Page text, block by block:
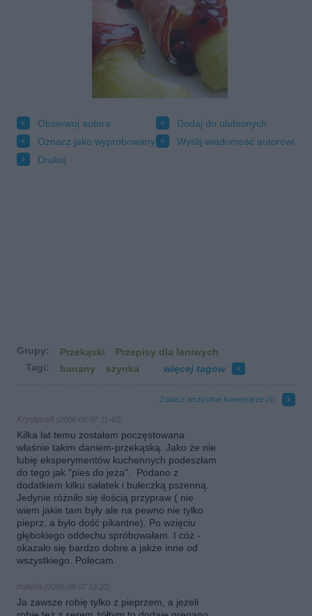
Obserwuj autora
Dodaj do ulubionych
Oznacz jako wypróbowany
Wyślij wiadomość autorowi
Drukuj
Grupy: Przekąski
Przepisy dla leniwych
Tagi:
banany szynka więcej tagów
Zobacz wszystkie komentarze (6)
Krystyna9 (2006-08-07 11:42)
Kilka lat temu zostałam poczęstowana
właśnie takim daniem-przekąską. Jako że nie
lubię eksperymentów kuchennych podeszłam
do tego jak "pies do jeża". Podano z
dodatkiem kilku sałatek i bułeczką pszenną.
Jedynie różniło się ilością przypraw ( nie
wiem jakie tam były ale na pewno nie tylko
pieprz, a było dość pikantne). Po wzięciu
głębokiego oddechu spróbowałam. I cóż -
okazało się bardzo dobre a jakże inne od
wszystkiego. Polecam.
nutella (2006-08-07 12:20)
Ja zawsze robię tylko z pieprzem, a jeżeli